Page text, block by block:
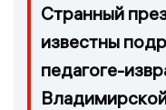
Странный
известны
педагоге-